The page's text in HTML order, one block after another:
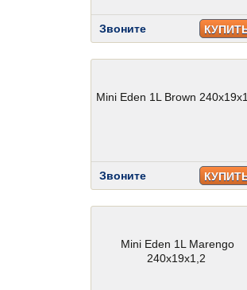
Звоните
Mini Eden 1L Brown
Звоните
Mini Eden 1L Marengo
240x19x1,2